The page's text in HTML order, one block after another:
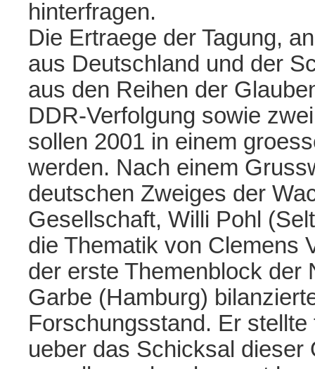
hinterfragen.
Die Ertraege der Tagung,
aus Deutschland und der
aus den Reihen der
DDR-Verfolgung sowie
sollen 2001 in einem
werden. Nach einem
deutschen Zweiges der
Gesellschaft, Willi Pohl
die Thematik von Clemens
der erste Themenblock der
Garbe (Hamburg)
Forschungsstand. Er
ueber das Schicksal dieser